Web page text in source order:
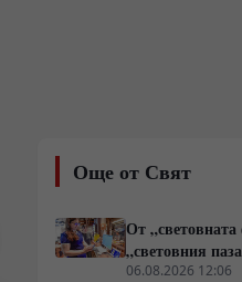
Още от Свят
От
„световния
картата на
06.08.2026 12:06